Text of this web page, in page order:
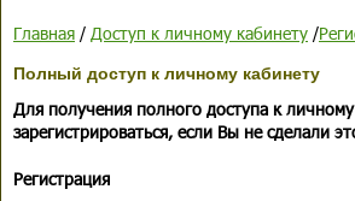
Главная / Доступ к личному кабинету /
Полный доступ к личному кабинету
Для получения полного доступа к
зарегистрироваться, если Вы не сделали
Регистрация